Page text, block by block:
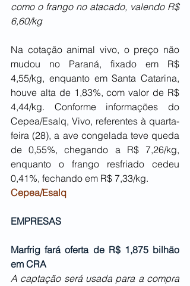
como o frango no atacado, valendo R$
6,60/kg
Na cotação animal vivo, o preço não
mudou no Paraná, fixado em R$
4,55/kg, enquanto em Santa Catarina,
houve alta de 1,83%, com valor de R$
4,44/kg. Conforme informações do
Cepea/Esalq, Vivo, referentes à quarta-
feira (28), a ave congelada teve queda
de 0,55%, chegando a R$ 7,26/kg,
enquanto o frango resfriado cedeu
0,41%, fechando em R$ 7,33/kg.
Cepea/Esalq
EMPRESAS
Marfrig fará oferta de R$ 1,875 bilhão
em CRA
A captação será usada para a compra